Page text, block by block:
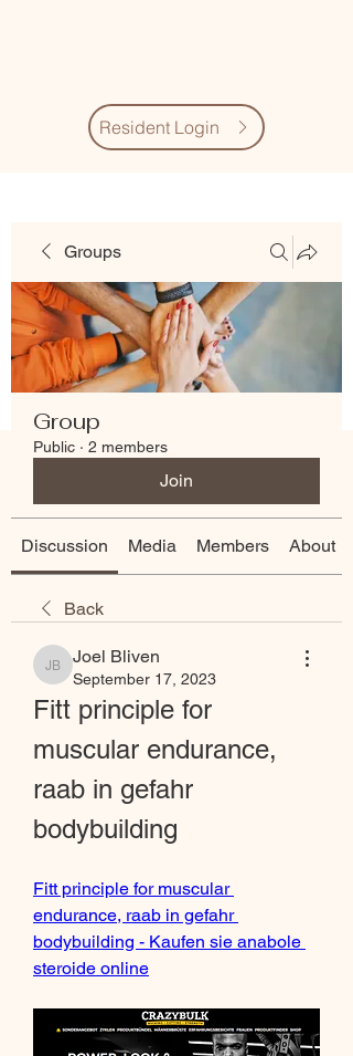
Resident Login
Groups
Group
Public · 2 members
Join
Discussion Media Members About
Back
Joel Bliven
Joel Bliven
September 17, 2023
Fitt principle for
muscular endurance,
raab in gefahr
bodybuilding
Fitt principle for muscular
endurance, raab in gefahr
bodybuilding - Kaufen sie anabole
steroide online